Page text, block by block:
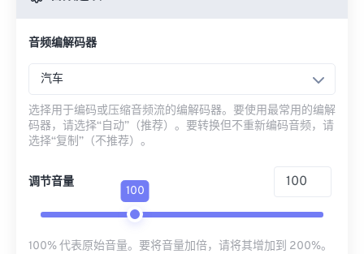
音频编解码器
汽车
选择用于编码或压缩音频流的编解码器。要使用最常用的编解
码器，请选择“自动”（推荐）。要转换但不重新编码音频，请
选择“复制”（不推荐）。
调节音量
100
100% 代表原始音量。要将音量加倍，请将其增加到 200%。